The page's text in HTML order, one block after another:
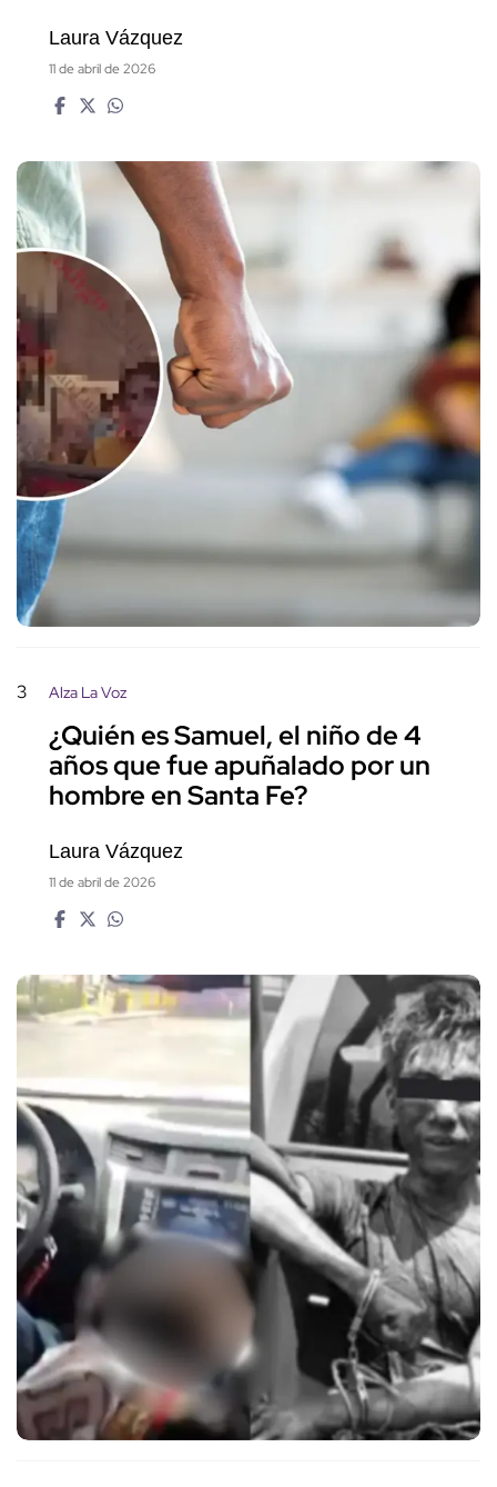
Laura Vázquez
11 de abril de 2026
3 Alza La Voz
¿Quién es Samuel, el niño de 4
años que fue apuñalado por un
hombre en Santa Fe?
Laura Vázquez
11 de abril de 2026